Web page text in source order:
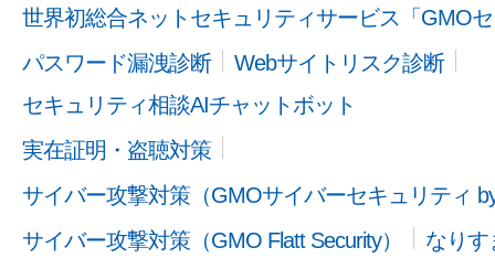
世界初総合ネットセキュリティサービス「GMO
パスワード漏洩診断
Webサイトリスク診断
セキュリティ相談AIチャットボット
実在証明・盗聴対策
サイバー攻撃対策（GMOサイバーセキュリティ
サイバー攻撃対策（GMO Flatt Security）
なりす